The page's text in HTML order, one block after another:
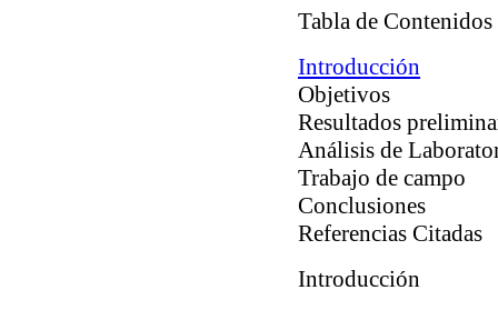
Tabla de Contenidos
Introducción
Objetivos
Resultados
Análisis de
Trabajo de campo
Conclusiones
Referencias Citadas
Introducción